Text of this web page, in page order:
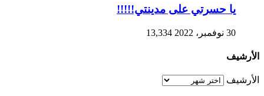
يا حسرتي على مدينتي!!!!!
30 نوفمبر، 2022 13,334
الأرشيف
الأرشيف